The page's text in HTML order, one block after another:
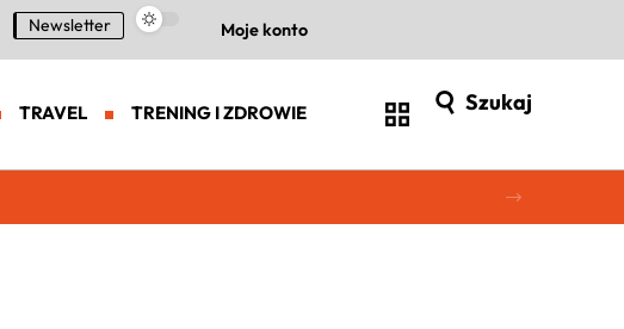
Newsletter Moje konto
TRAVEL TRENING I ZDROWIE Szukaj